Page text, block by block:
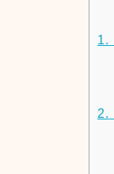
1.
2.